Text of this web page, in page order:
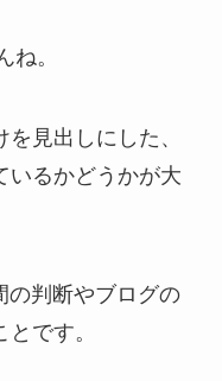
ね。
見出しにした、
いるかどうかが大
の判断やブログの
です。